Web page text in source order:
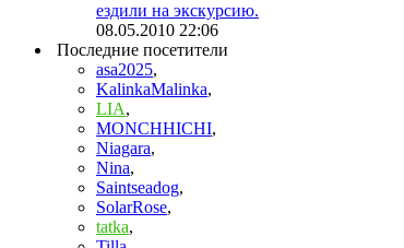
ездили на экскурсию.
08.05.2010 22:06
Последние посетители
asa2025,
KalinkaMalinka,
LIA,
MONCHHICHI,
Niagara,
Nina,
Saintseadog,
SolarRose,
tatka,